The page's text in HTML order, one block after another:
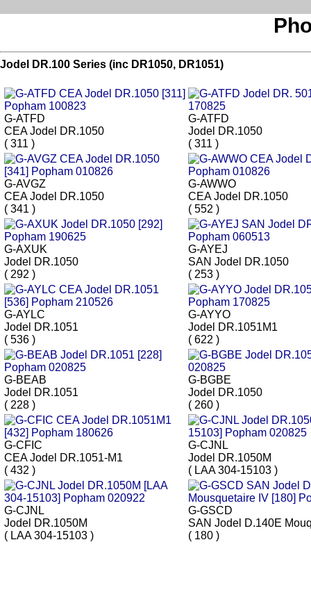
Jodel DR.100 Series (inc DR1050, DR1051)
G-ATFD
CEA Jodel DR.1050
( 311 )
G-ATFD
Jodel DR.1050
( 311 )
G-AVGZ
CEA Jodel DR.1050
( 341 )
G-AWWO
CEA Jodel DR.1050
( 552 )
G-AXUK
Jodel DR.1050
( 292 )
G-AYEJ
SAN Jodel DR.1050
( 253 )
G-AYLC
Jodel DR.1051
( 536 )
G-AYYO
Jodel DR.1051M1
( 622 )
G-BEAB
Jodel DR.1051
( 228 )
G-BGBE
Jodel DR.1050
( 260 )
G-CFIC
CEA Jodel DR.1051-M1
( 432 )
G-CJNL
Jodel DR.1050M
( LAA 304-15103 )
G-CJNL
Jodel DR.1050M
( LAA 304-15103 )
G-GSCD
SAN Jodel D.140E
( 180 )